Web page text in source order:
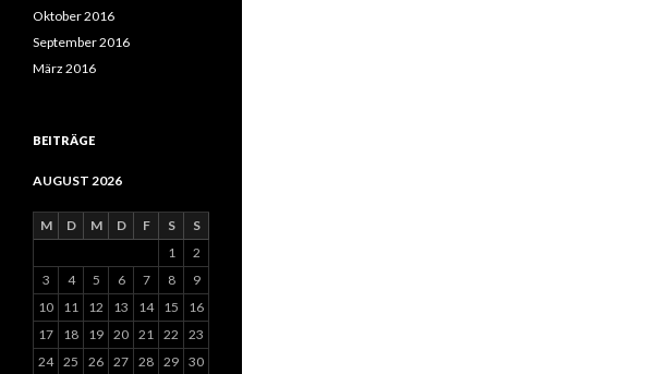
Oktober 2016
September 2016
März 2016
BEITRÄGE
AUGUST 2026
M D M D F S
S
1
2
3
4 5 6 7 8
9
10
11 12 13 14 15
16
17
18 19 20 21 22
23
24 25 26 27 28 29 30